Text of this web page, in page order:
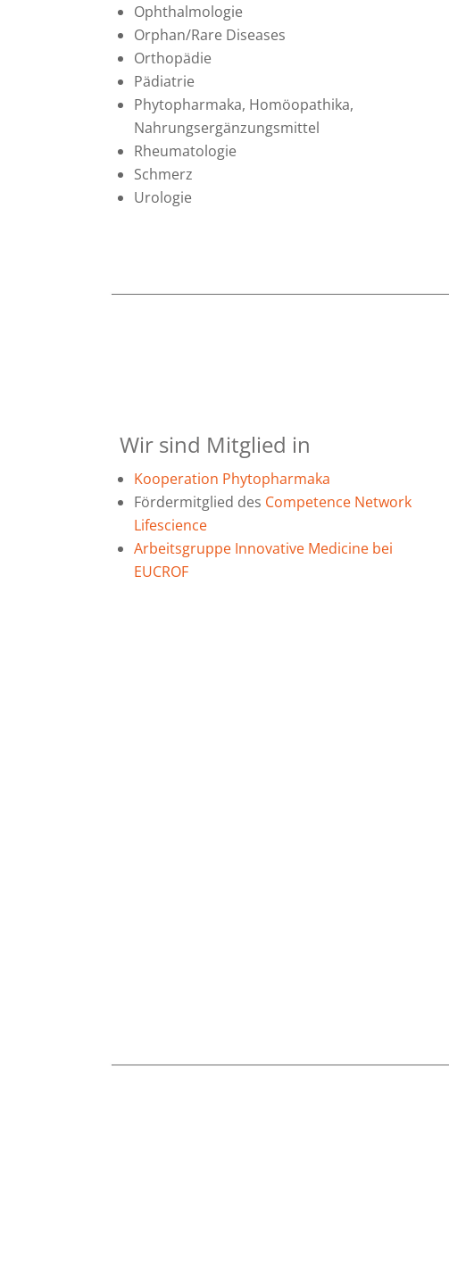
Ophthalmologie
Orphan/Rare Diseases
Orthopädie
Pädiatrie
Phytopharmaka, Homöopathika,
Nahrungsergänzungsmittel
Rheumatologie
Schmerz
Urologie
Wir sind Mitglied in
Kooperation Phytopharmaka
Fördermitglied des Competence Network
Lifescience
Arbeitsgruppe Innovative Medicine bei
EUCROF